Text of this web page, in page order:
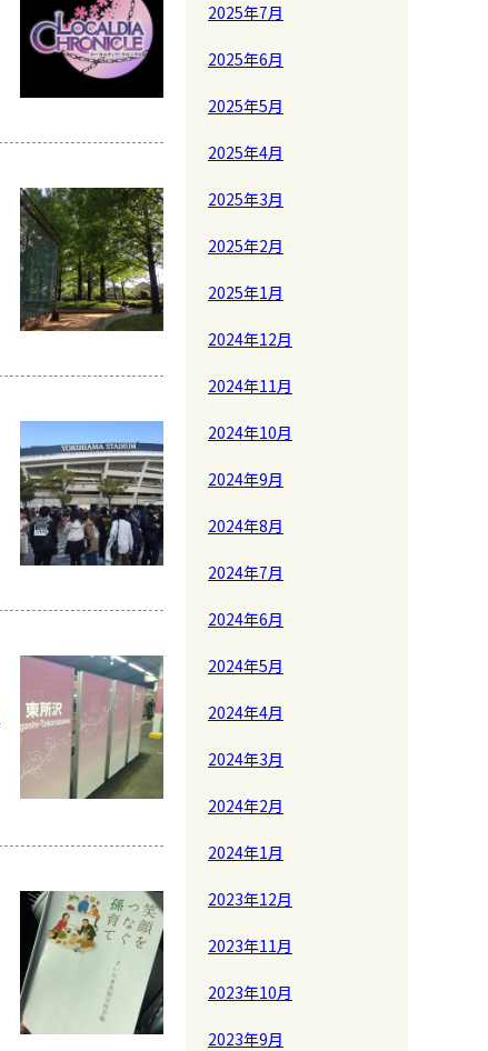
2025年7月
2025年6月
2025年5月
2025年4月
2025年3月
2025年2月
2025年1月
2024年12月
2024年11月
2024年10月
2024年9月
2024年8月
2024年7月
2024年6月
2024年5月
2024年4月
2024年3月
2024年2月
2024年1月
2023年12月
2023年11月
2023年10月
2023年9月